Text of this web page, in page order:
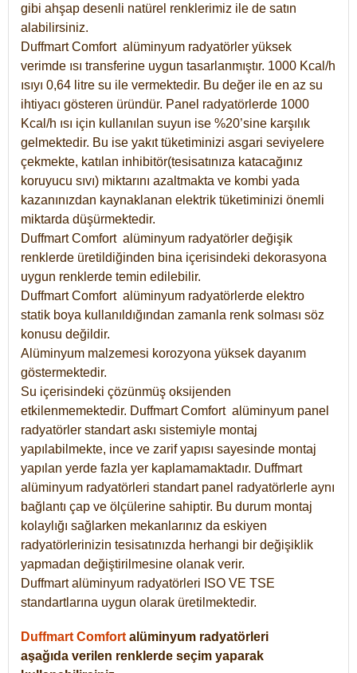
gibi ahşap desenli natürel renklerimiz ile de satın
alabilirsiniz.
Duffmart Comfort alüminyum radyatörler yüksek
verimde ısı transferine uygun tasarlanmıştır. 1000 Kcal/h
ısıyı 0,64 litre su ile vermektedir. Bu değer ile en az su
ihtiyacı gösteren üründür. Panel radyatörlerde 1000
Kcal/h ısı için kullanılan suyun ise %20’sine karşılık
gelmektedir. Bu ise yakıt tüketiminizi asgari seviyelere
çekmekte, katılan inhibitör(tesisatınıza katacağınız
koruyucu sıvı) miktarını azaltmakta ve kombi yada
kazanınızdan kaynaklanan elektrik tüketiminizi önemli
miktarda düşürmektedir.
Duffmart Comfort alüminyum radyatörler değişik
renklerde üretildiğinden bina içerisindeki dekorasyona
uygun renklerde temin edilebilir.
DuffmartComfort alüminyum radyatörlerde elektro
statik boya kullanıldığından zamanla renk solması söz
konusu değildir.
Alüminyum malzemesi korozyona yüksek dayanım
göstermektedir.
Su içerisindeki çözünmüş oksijenden
etkilenmemektedir. DuffmartComfort alüminyum panel
radyatörler standart askı sistemiyle montaj
yapılabilmekte, ince ve zarif yapısı sayesinde montaj
yapılan yerde fazla yer kaplamamaktadır. Duffmart
alüminyum radyatörleri standart panel radyatörlerle aynı
bağlantı çap ve ölçülerine sahiptir. Bu durum montaj
kolaylığı sağlarken mekanlarınız da eskiyen
radyatörlerinizin tesisatınızda herhangi bir değişiklik
yapmadan değiştirilmesine olanak verir.
Duffmart alüminyum radyatörleri ISO VE TSE
standartlarına uygun olarak üretilmektedir.
Duffmart Comfort alüminyum radyatörleri
aşağıda verilen renklerde seçim yaparak